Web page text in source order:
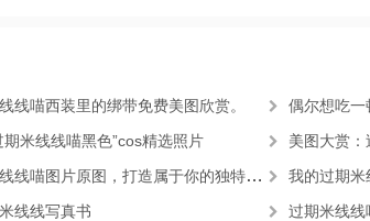
线喵西装里的绑带免费美图欣赏。
偶尔想吃一顿
米线线喵黑色”cos精选照片
美图大赏
喵图片原图，打造属于你的独特风格
我的过期米
线线写真书
过期米线线